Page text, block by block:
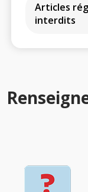
Articles
interdits